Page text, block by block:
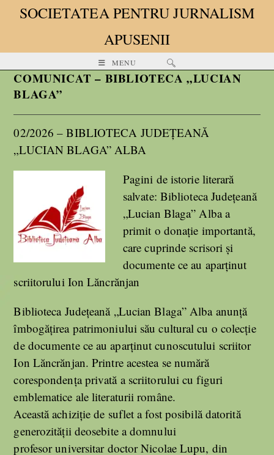
SOCIETATEA PENTRU JURNALISM
APUSENII
MENU
COMUNICAT – BIBLIOTECA „LUCIAN
BLAGA”
02/2026 – BIBLIOTECA JUDEŢEANĂ
„LUCIAN BLAGA” ALBA
Pagini de istorie literară
salvate: Biblioteca Județeană
„Lucian Blaga” Alba a
primit o donație importantă,
care cuprinde scrisori și
documente ce au aparținut
scriitorului Ion Lăncrănjan
Biblioteca Județeană „Lucian Blaga” Alba anunță
îmbogățirea patrimoniului său cultural cu o colecție
de documente ce au aparținut cunoscutului scriitor
Ion Lăncrănjan. Printre acestea se numără
corespondența privată a scriitorului cu figuri
emblematice ale literaturii române.
Această achiziție de suflet a fost posibilă datorită
generozității deosebite a domnului
profesor universitar doctor Nicolae Lupu, din